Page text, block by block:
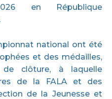
en République
national ont été
et des médailles,
de clôture, à laquelle
de la FALA et des
de la Jeunesse et